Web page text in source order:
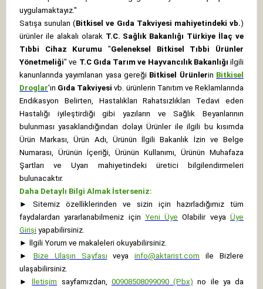
uygulamaktayız."
Satışa sunulan (Bitkisel ve Gıda Takviyesi mahiyetindeki vb.)
ürünler ile alakalı olarak T.C. Sağlık Bakanlığı Türkiye İlaç ve
Tıbbi Cihaz Kurumu "Geleneksel Bitkisel Tıbbi Ürünler
Yönetmeliği" ve T.C Gıda Tarım ve Hayvancılık Bakanlığı ilgili
kanunlarında yayımlanan yasa gereği Bitkisel Ürünlerin Bitkisel
Droglar'ın Gıda Takviyesi vb. ürünlerin Tanıtım ve Reklamlarında
Endikasyon Belirten, Hastalıkları Rahatsızlıkları Tedavi eden
Hastalığı iyileştirdiği gibi yazıların ve Sağlık Beyanlarının
bulunması yasaklandığından dolayı Ürünler ile ilgili bu kısımda
Ürün Markası, Ürün Adı, Ürünün İlgili Bakanlık İzin ve Belge
Numarası, Ürünün İçeriği, Ürünün Kullanımı, Ürünün Muhafaza
Şartları ve Uyarı mahiyetindeki üretici bilgilendirmeleri
bulunacaktır.
Daha Detaylı Bilgi Almak İsterseniz:
►
Sitemiz özelliklerinden ve sizin için hazırladığımız tüm
faydalardan yararlanabilmeniz için Yeni Üye Olabilir veyaÜye
Girişi yapabilirsiniz.
► İlgili Yorum ve makaleleri okuyabilirsiniz.
►
Bize Ulaşın Sayfası veya info@aktarist.com
ile Bizlere
ulaşabilirsiniz.
►
İletişim sayfamızdan, 00908508099090 (Pbx) no ile ya da